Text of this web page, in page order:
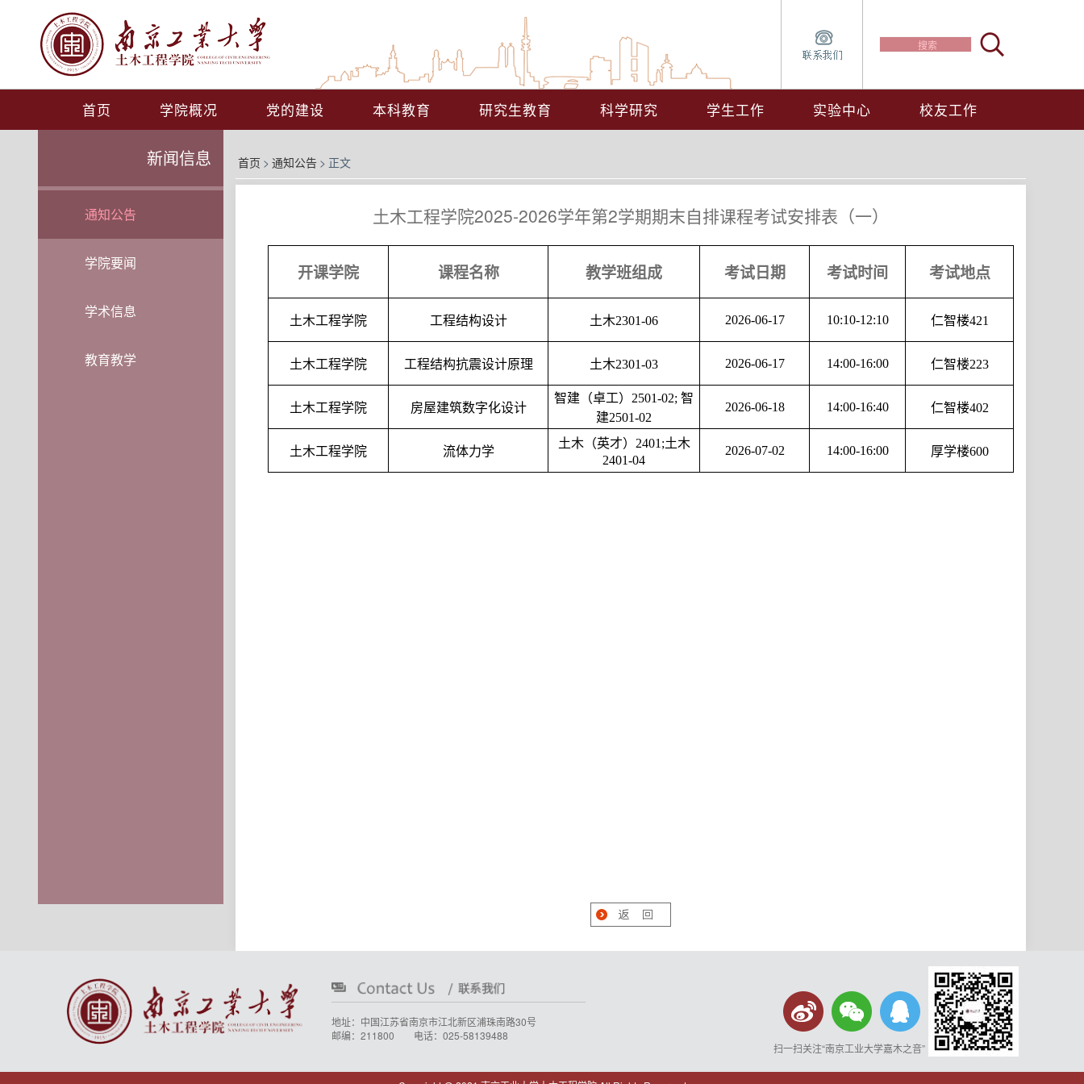
首页 学院概况 党的建设 本科教育 研究生教育 科学研究 学生工作 实验中心 校友工作
新闻信息
通知公告
学院要闻
学术信息
教育教学
首页 > 通知公告 > 正文
土木工程学院2025-2026学年第2学期期末自排课程考试安排表（一）
开课学院 课程名称 教学班组成 考试日期 考试时间 考试地点
土木工程学院 工程结构设计 土木2301-06 2026-06-17 10:10-12:10 仁智楼421
土木工程学院 工程结构抗震设计原理 土木2301-03 2026-06-17 14:00-16:00 仁智楼223
土木工程学院 房屋建筑数字化设计
智建（卓工） 2501-02; 智
建2501-02
2026-06-18 14:00-16:40 仁智楼402
土木工程学院 流体力学
土木（英才） 2401;土木
2401-04
2026-07-02 14:00-16:00 厚学楼600
地址：中国江苏省南京市江北新区浦珠南路30号
邮编：211800 电话：025-58139488
扫一扫关注“南京工业大学嘉木之音”